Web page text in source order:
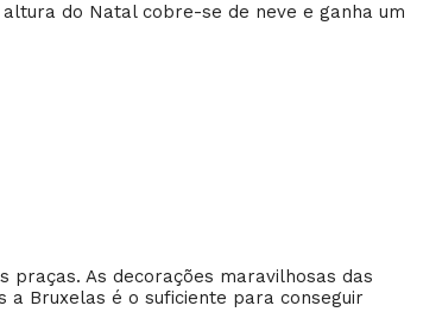
do Natal cobre-se de neve e ganha um
praças. As decorações maravilhosas das
a Bruxelas é o suficiente para conseguir